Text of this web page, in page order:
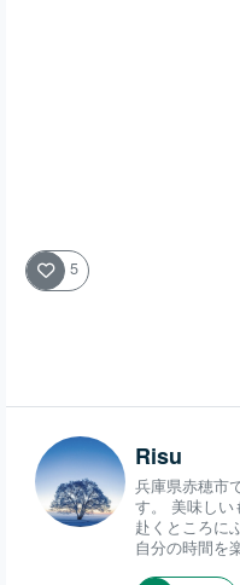
5
Risu
兵庫県赤穂市
す。 美味しい
赴くところに
自分の時間を